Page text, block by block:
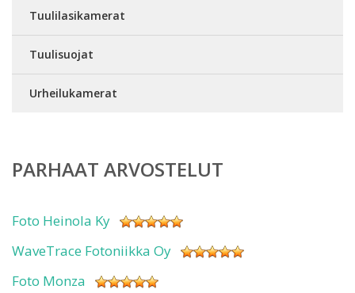
Tuulilasikamerat
Tuulisuojat
Urheilukamerat
PARHAAT ARVOSTELUT
Foto Heinola Ky
WaveTrace Fotoniikka Oy
Foto Monza